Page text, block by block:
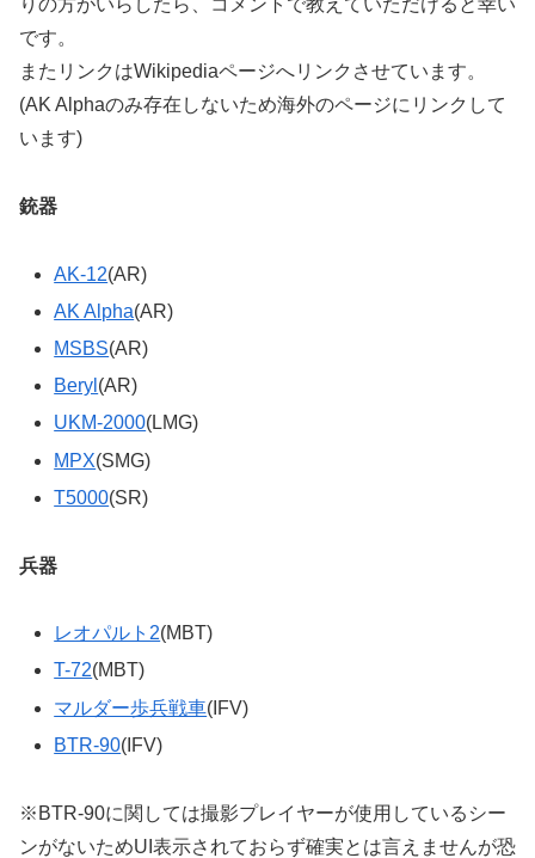
りの方がいらしたら、コメントで教えていただけると幸い
です。
またリンクはWikipediaページへリンクさせています。
(AK Alphaのみ存在しないため海外のページにリンクして
います)
銃器
AK-12(AR)
AK Alpha(AR)
MSBS(AR)
Beryl (AR)
UKM-2000(LMG)
MPX(SMG)
T5000(SR)
兵器
レオパルト2(MBT)
T-72(MBT)
マルダー歩兵戦車(IFV)
BTR-90(IFV)
※BTR-90に関しては撮影プレイヤーが使用しているシー
ンがないためUI表示されておらず確実とは言えませんが恐